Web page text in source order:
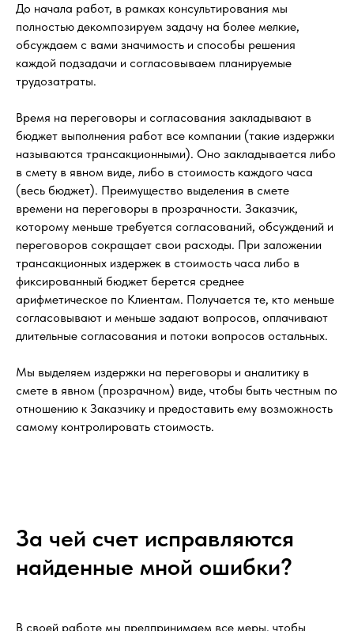
До начала работ, в рамках консультирования мы
полностью декомпозируем задачу на более мелкие,
обсуждаем с вами значимость и способы решения
каждой подзадачи и согласовываем планируемые
трудозатраты.
Время на переговоры и согласования закладывают в
бюджет выполнения работ все компании (такие издержки
называются трансакционными). Оно закладывается либо
в смету в явном виде, либо в стоимость каждого часа
(весь бюджет). Преимущество выделения в смете
времени на переговоры в прозрачности. Заказчик,
которому меньше требуется согласований, обсуждений и
переговоров сокращает свои расходы. При заложении
трансакционных издержек в стоимость часа либо в
фиксированный бюджет берется среднее
арифметическое по Клиентам. Получается те, кто меньше
согласовывают и меньше задают вопросов, оплачивают
длительные согласования и потоки вопросов остальных.
Мы выделяем издержки на переговоры и аналитику в
смете в явном (прозрачном) виде, чтобы быть честным по
отношению к Заказчику и предоставить ему возможность
самому контролировать стоимость.
За чей счет исправляются
найденные мной ошибки?
В своей работе мы предпринимаем все меры, чтобы